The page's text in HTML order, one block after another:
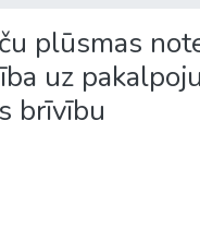
plūsmas
uz
brīvību